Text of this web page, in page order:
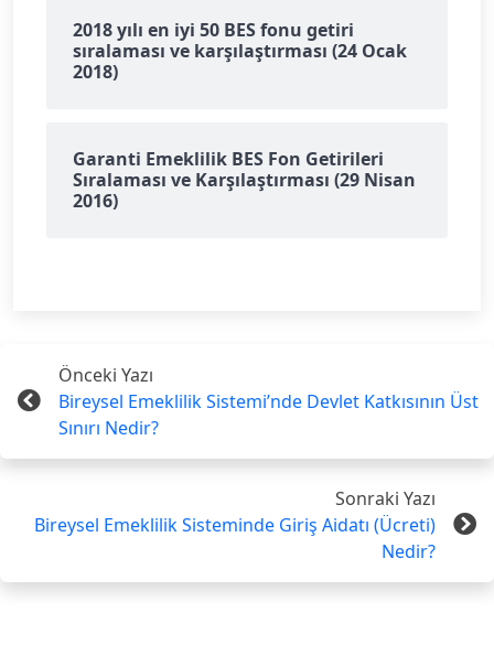
2018 yılı en iyi 50 BES fonu getiri
sıralaması ve karşılaştırması (24 Ocak
2018)
Garanti Emeklilik BES Fon Getirileri
Sıralaması ve Karşılaştırması (29 Nisan
2016)
Önceki Yazı
Bireysel Emeklilik Sistemi’nde Devlet Katkısının Üst
Sınırı Nedir?
Sonraki Yazı
Bireysel Emeklilik Sisteminde Giriş Aidatı (Ücreti)
Nedir?